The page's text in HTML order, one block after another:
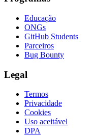
Educação
ONGs
GitHub Students
Parceiros
Bug Bounty
Legal
Termos
Privacidade
Cookies
Uso aceitável
DPA